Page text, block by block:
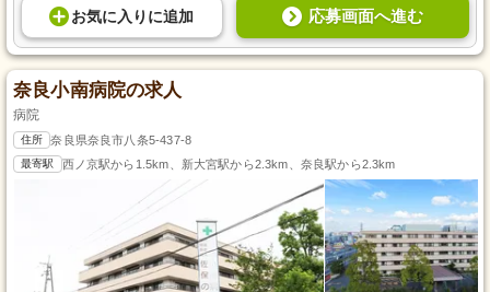
お気に入り に追加 応募画面へ進む
奈良小南病院の求人
病院
住所 奈良県奈良市八条5-437-8
最寄駅 西ノ京駅から1.5km、新大宮駅から2.3km、奈良駅から2.3km